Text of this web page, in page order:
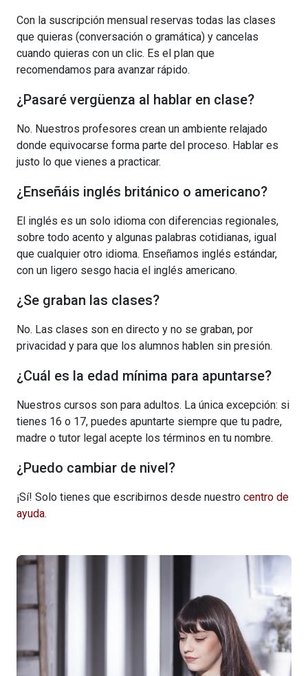
Con la suscripción mensual reservas todas las clases
que quieras (conversación o gramática) y cancelas
cuando quieras con un clic. Es el plan que
recomendamos para avanzar rápido.
¿Pasaré vergüenza al hablar en clase?
No. Nuestros profesores crean un ambiente relajado
donde equivocarse forma parte del proceso. Hablar es
justo lo que vienes a practicar.
¿Enseñáis inglés británico o americano?
El inglés es un solo idioma con diferencias regionales,
sobre todo acento y algunas palabras cotidianas, igual
que cualquier otro idioma. Enseñamos inglés estándar,
con un ligero sesgo hacia el inglés americano.
¿Se graban las clases?
No. Las clases son en directo y no se graban, por
privacidad y para que los alumnos hablen sin presión.
¿Cuál es la edad mínima para apuntarse?
Nuestros cursos son para adultos. La única excepción: si
tienes 16 o 17, puedes apuntarte siempre que tu padre,
madre o tutor legal acepte los términos en tu nombre.
¿Puedo cambiar de nivel?
¡Sí! Solo tienes que escribirnos desde nuestro centro de
ayuda.